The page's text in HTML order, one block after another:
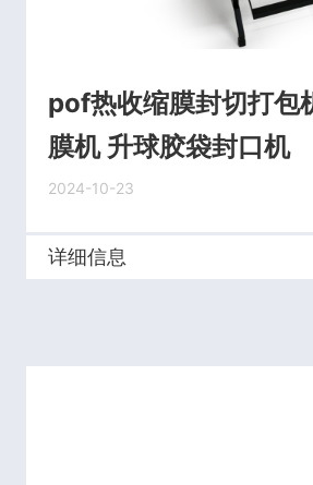
pof热收缩膜封切打包
膜机 升球胶袋封口机
2024-10-23
详细信息